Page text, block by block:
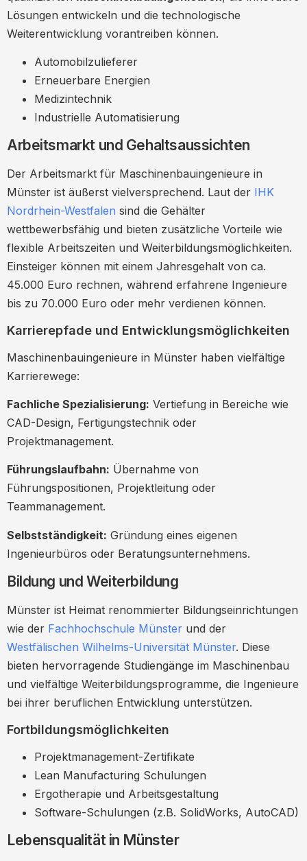
Welche Qualifikationen benötige ich als
Wie finde ich Stellenangebote für
Maschinenbauingenieure in Münster?
Welche Branchen bieten die meisten
in Münster?
Zusammenfassung
Weiterführende Ressourcen
Lösungen entwickeln und die technologische
Weiterentwicklung vorantreiben können.
Automobilzulieferer
Erneuerbare Energien
Medizintechnik
Industrielle Automatisierung
Arbeitsmarkt und Gehaltsaussichten
Der Arbeitsmarkt für Maschinenbauingenieure in
Münster ist äußerst vielversprechend. Laut der IHK
Nordrhein-Westfalen sind die Gehälter
wettbewerbsfähig und bieten zusätzliche Vorteile wie
flexible Arbeitszeiten und Weiterbildungsmöglichkeiten.
Einsteiger können mit einem Jahresgehalt von ca.
45.000 Euro rechnen, während erfahrene Ingenieure
bis zu 70.000 Euro oder mehr verdienen können.
Karrierepfade und Entwicklungsmöglichkeiten
Maschinenbauingenieure in Münster haben vielfältige
Karrierewege:
Fachliche Spezialisierung: Vertiefung in Bereiche wie
CAD-Design, Fertigungstechnik oder
Projektmanagement.
Führungslaufbahn: Übernahme von
Führungspositionen, Projektleitung oder
Teammanagement.
Selbstständigkeit: Gründung eines eigenen
Ingenieurbüros oder Beratungsunternehmens.
Bildung und Weiterbildung
Münster ist Heimat renommierter Bildungseinrichtungen
wie der Fachhochschule Münster und der
Westfälischen Wilhelms-Universität Münster. Diese
bieten hervorragende Studiengänge im Maschinenbau
und vielfältige Weiterbildungsprogramme, die Ingenieure
bei ihrer beruflichen Entwicklung unterstützen.
Fortbildungsmöglichkeiten
Projektmanagement-Zertifikate
Lean Manufacturing Schulungen
Ergotherapie und Arbeitsgestaltung
Software-Schulungen (z.B. SolidWorks, AutoCAD)
Lebensqualität in Münster